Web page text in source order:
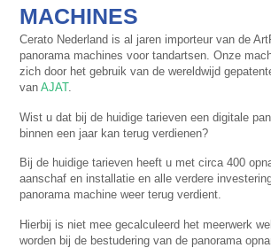
MACHINES
Cerato Nederland is al jaren importeur van de
panorama machines voor tandartsen. Onze
zich door het gebruik van de wereldwijd
vanAJAT.
Wist u dat bij de huidige tarieven een digitale
binnen een jaar kan terug verdienen?
Bij de huidige tarieven heeft u met circa 400
aanschaf en installatie en alle verdere
panorama machine weer terug verdient.
Hierbij is niet mee gecalculeerd het meerwerk
worden bij de bestudering van de panorama